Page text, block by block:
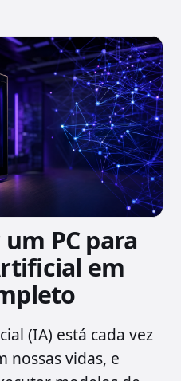
PC para
em
(IA) está cada vez
nossas vidas, e